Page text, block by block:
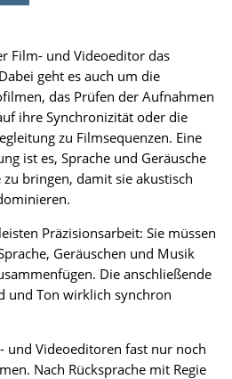
Film- und Videoeditor das
geht es auch um die
das Prüfen der Aufnahmen
ihre Synchronizität oder die
zu Filmsequenzen. Eine
ist es, Sprache und Geräusche
bringen, damit sie akustisch
Präzisionsarbeit: Sie müssen
Geräuschen und Musik
Die anschließende
und Ton wirklich synchron
und Videoeditoren fast nur noch
Nach Rücksprache mit Regie